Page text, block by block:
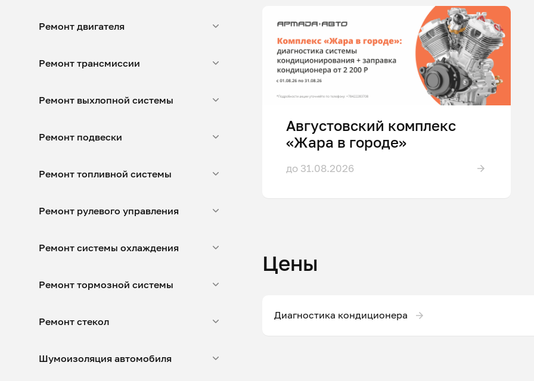
Ремонт двигателя
Ремонт трансмиссии
Ремонт выхлопной системы
Ремонт подвески
Ремонт топливной системы
Ремонт рулевого управления
Ремонт системы охлаждения
Ремонт тормозной системы
Ремонт стекол
Шумоизоляция автомобиля
Августовский комплекс
«Жара в городе»
до 31.08.2026
Цены
Диагностика кондиционера